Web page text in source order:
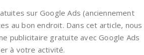
sur Google Ads (anciennement
au bon endroit. Dans cet article, nous
publicitaire gratuite avec Google Ads
à votre activité.